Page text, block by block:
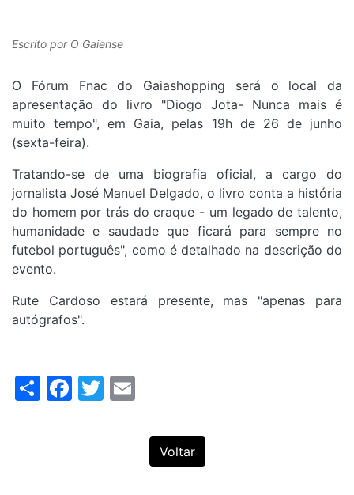
Escrito por O Gaiense
O Fórum Fnac do Gaiashopping será o local da
apresentação do livro "Diogo Jota- Nunca mais é
muito tempo", em Gaia, pelas 19h de 26 de junho
(sexta-feira).
Tratando-se de uma biografia oficial, a cargo do
jornalista José Manuel Delgado, o livro conta a história
do homem por trás do craque - um legado de talento,
humanidade e saudade que ficará para sempre no
futebol português", como é detalhado na descrição do
evento.
Rute Cardoso estará presente, mas "apenas para
autógrafos".
ShareFacebook
Twitter
Voltar